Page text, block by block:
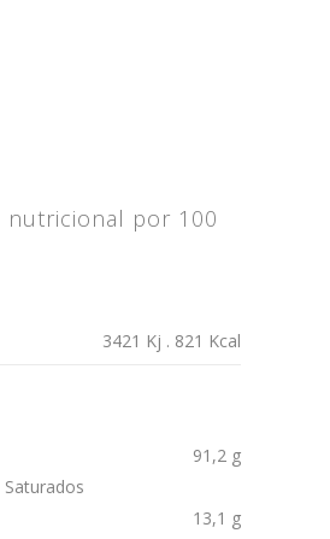
nutricional por 100
3421 Kj . 821 Kcal
91,2 g
13,1 g